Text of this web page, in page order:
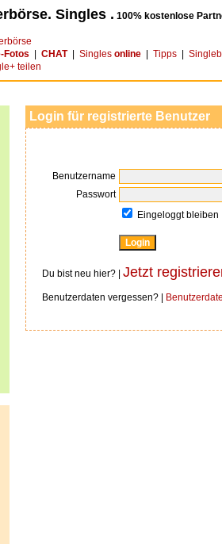
Singles . 100% kostenlose
Fotos CHAT| Singles online Tipps
Login für registrierte Benutzer
Benutzername
Passwort
Eingeloggt bleiben
Du bist neu hier? | Jetzt
Benutzerdaten vergessen? |